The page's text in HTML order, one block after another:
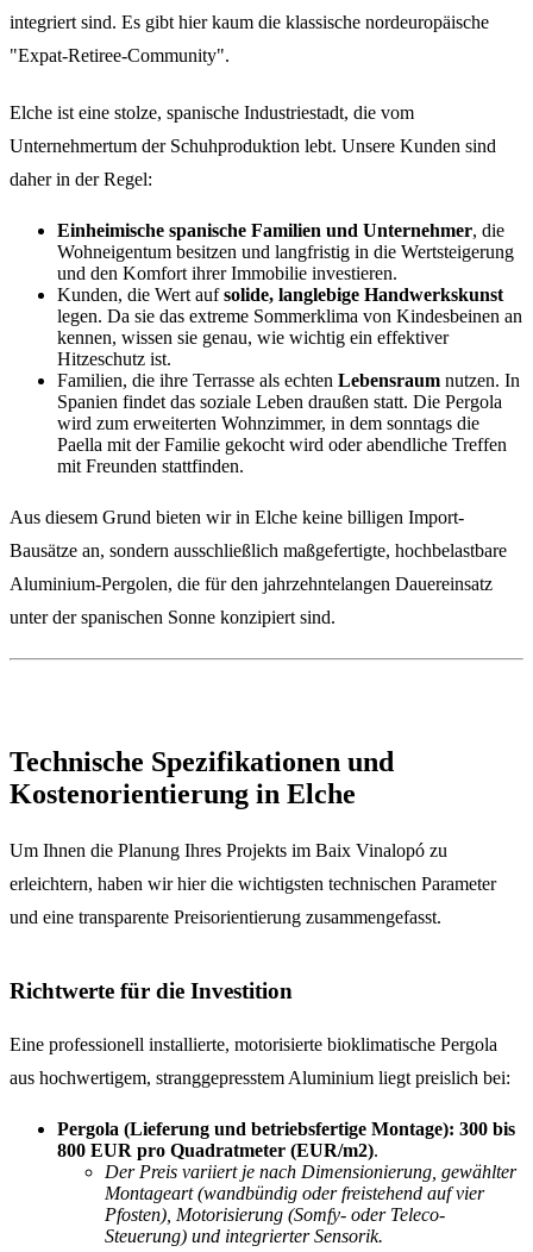
integriert sind. Es gibt hier kaum die klassische nordeuropäische
"Expat-Retiree-Community".
Elche ist eine stolze, spanische Industriestadt, die vom
Unternehmertum der Schuhproduktion lebt. Unsere Kunden sind
daher in der Regel:
Einheimische spanische Familien und Unternehmer, die
Wohneigentum besitzen und langfristig in die Wertsteigerung
und den Komfort ihrer Immobilie investieren.
Kunden, die Wert aufsolide, langlebige Handwerkskunst
legen. Da sie das extreme Sommerklima von Kindesbeinen an
kennen, wissen sie genau, wie wichtig ein effektiver
Hitzeschutz ist.
Familien, die ihre Terrasse als echten Lebensraum nutzen. In
Spanien findet das soziale Leben draußen statt. Die Pergola
wird zum erweiterten Wohnzimmer, in dem sonntags die
Paella mit der Familie gekocht wird oder abendliche Treffen
mit Freunden stattfinden.
Aus diesem Grund bieten wir in Elche keine billigen Import-
Bausätze an, sondern ausschließlich maßgefertigte, hochbelastbare
Aluminium-Pergolen, die für den jahrzehntelangen Dauereinsatz
unter der spanischen Sonne konzipiert sind.
Technische Spezifikationen und
Kostenorientierung in Elche
Um Ihnen die Planung Ihres Projekts im Baix Vinalopó zu
erleichtern, haben wir hier die wichtigsten technischen Parameter
und eine transparente Preisorientierung zusammengefasst.
Richtwerte für die Investition
Eine professionell installierte, motorisierte bioklimatische Pergola
aus hochwertigem, stranggepresstem Aluminium liegt preislich bei:
Pergola (Lieferung und betriebsfertige Montage): 300 bis
800 EUR pro Quadratmeter (EUR/m2).
Der Preis variiert je nach Dimensionierung, gewählter
Montageart (wandbündig oder freistehend auf vier
Pfosten), Motorisierung (Somfy- oder Teleco-
Steuerung) und integrierter Sensorik.